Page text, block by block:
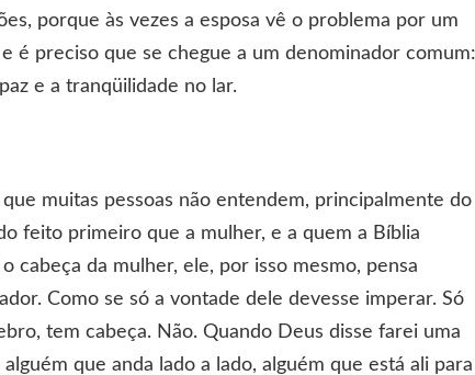
porque às vezes a esposa vê o problema por um
é preciso que se chegue a um denominador
e a tranqüilidade no lar.
muitas pessoas não entendem, principalmente do
feito primeiro que a mulher, e a quem a Bíblia
cabeça da mulher, ele, por isso mesmo, pensa
Como se só a vontade dele devesse imperar. Só
tem cabeça. Não. Quando Deus disse farei uma
que anda lado a lado, alguém que está ali para